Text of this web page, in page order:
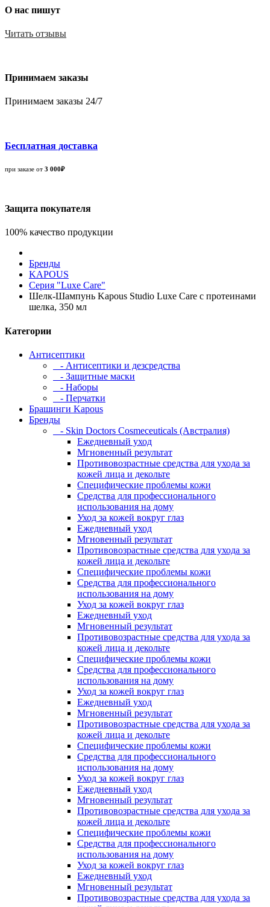
О нас пишут
Читать отзывы
Принимаем заказы
Принимаем заказы 24/7
Бесплатная доставка
при заказе от 3 000₽
Защита покупателя
100% качество продукции
Бренды
KAPOUS
Серия "Luxe Care"
Шелк-Шампунь Kapous Studio Luxe Care с протеинами
шелка, 350 мл
Категории
Антисептики
- Антисептики и дезсредства
- Защитные маски
- Наборы
- Перчатки
Брашинги Kapous
Бренды
- Skin Doctors Cosmeceuticals (Австралия)
Ежедневный уход
Мгновенный результат
Противовозрастные средства для ухода за
кожей лица и декольте
Специфические проблемы кожи
Средства для профессионального
использования на дому
Уход за кожей вокруг глаз
Ежедневный уход
Мгновенный результат
Противовозрастные средства для ухода за
кожей лица и декольте
Специфические проблемы кожи
Средства для профессионального
использования на дому
Уход за кожей вокруг глаз
Ежедневный уход
Мгновенный результат
Противовозрастные средства для ухода за
кожей лица и декольте
Специфические проблемы кожи
Средства для профессионального
использования на дому
Уход за кожей вокруг глаз
Ежедневный уход
Мгновенный результат
Противовозрастные средства для ухода за
кожей лица и декольте
Специфические проблемы кожи
Средства для профессионального
использования на дому
Уход за кожей вокруг глаз
Ежедневный уход
Мгновенный результат
Противовозрастные средства для ухода за
кожей лица и декольте
Специфические проблемы кожи
Средства для профессионального
использования на дому
Уход за кожей вокруг глаз
Ежедневный уход
Мгновенный результат
Противовозрастные средства для ухода за